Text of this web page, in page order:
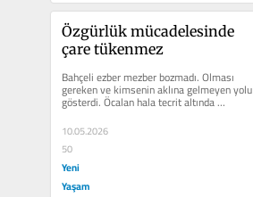
Özgürlük mücadelesinde
çare tükenmez
Bahçeli ezber mezber bozmadı. Olması
gereken ve kimsenin aklına gelmeyen yolu
gösterdi. Öcalan hala tecrit altında
susturulmuş olsaydı,...
10.05.2026
50
Yeni
Yaşam